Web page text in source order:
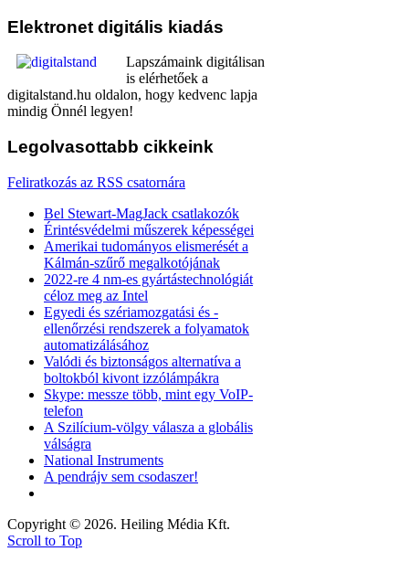
Elektronet digitális kiadás
Lapszámaink digitálisan
is elérhetőek a
digitalstand.hu oldalon, hogy kedvenc lapja
mindig Önnél legyen!
Legolvasottabb cikkeink
Feliratkozás az RSS csatornára
Bel Stewart-MagJack csatlakozók
Érintésvédelmi műszerek képességei
Amerikai tudományos elismerését a
Kálmán-szűrő megalkotójának
2022-re 4 nm-es gyártástechnológiát
céloz meg az Intel
Egyedi és szériamozgatási és -
ellenőrzési rendszerek a folyamatok
automatizálásához
Valódi és biztonságos alternatíva a
boltokból kivont izzólámpákra
Skype: messze több, mint egy VoIP-
telefon
A Szilícium-völgy válasza a globális
válságra
National Instruments
A pendrájv sem csodaszer!
Copyright © 2026. Heiling Média Kft.
Scroll to Top